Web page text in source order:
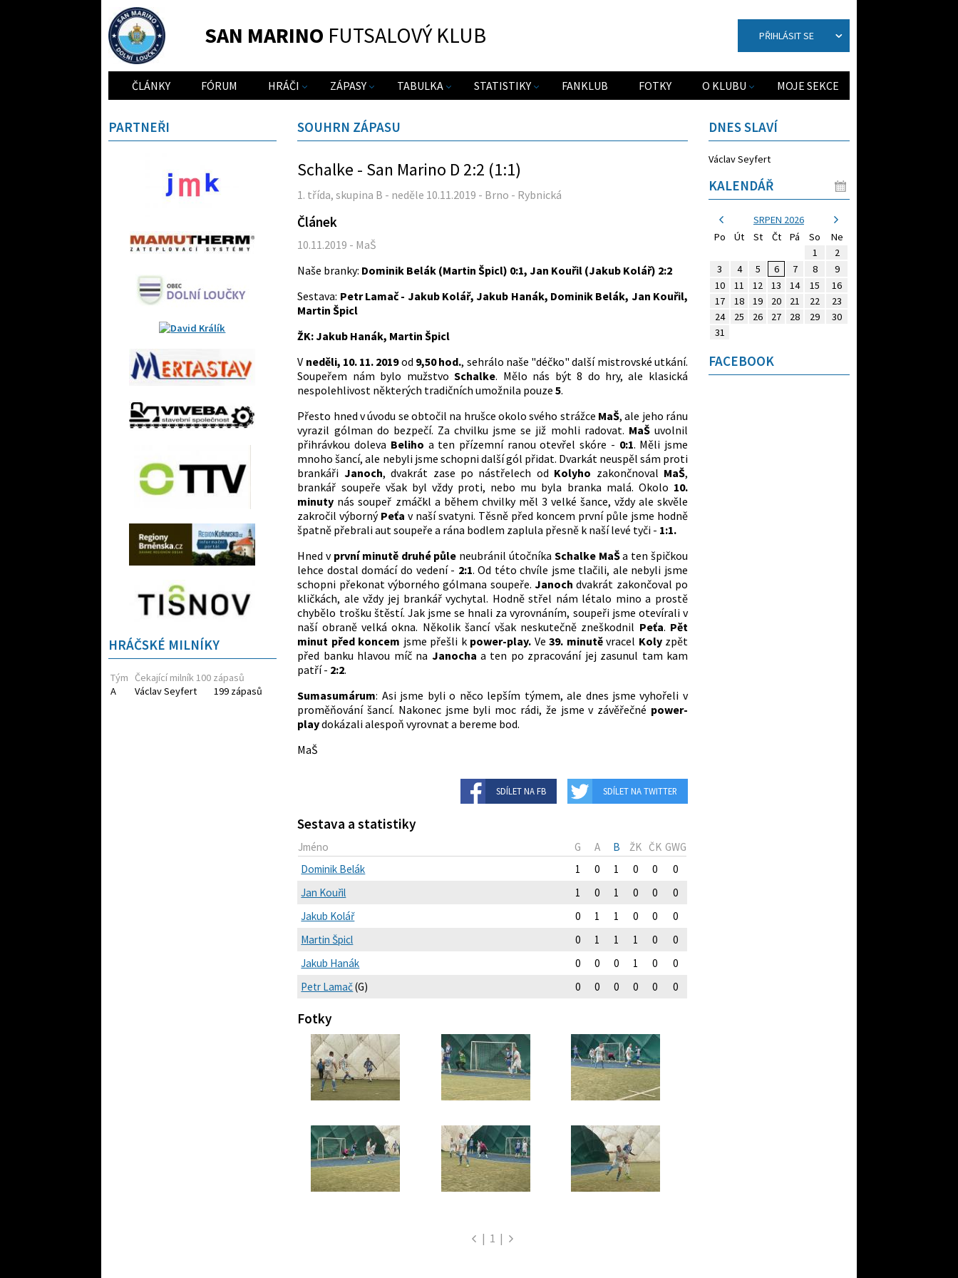
SAN MARINO FUTSALOVÝ KLUB PŘIHLÁSIT SE
ČLÁNKY FÓRUM HRÁČI ZÁPASY TABULKA STATISTIKY FANKLUB FOTKY O KLUBU MOJE SEKCE
SOUHRN ZÁPASU
Schalke - San Marino D 2:2 (1:1)
1. třída, skupina B - neděle 10.11.2019 - Brno - Rybnická
Článek
10.11.2019 - MaŠ
Naše branky: Dominik Belák (Martin Špicl) 0:1, Jan Kouřil (Jakub Kolář) 2:2
Sestava: Petr Lamač - Jakub Kolář, Jakub Hanák, Dominik Belák, Jan Kouřil,
Martin Špicl
ŽK: Jakub Hanák, Martin Špicl
V neděli, 10. 11. 2019od 9,50 hod., sehrálo naše "déčko" další mistrovské utkání.
Soupeřem nám bylo mužstvoSchalke. Mělo nás být 8 do hry, ale klasická
nespolehlivost některých tradičních umožnila pouze5.
Přesto hned v úvodu se obtočil na hrušce okolo svého strážce MaŠ, ale jeho ránu
vyrazil gólman do bezpečí. Za chvilku jsme se již mohli radovat. MaŠ uvolnil
přihrávkou doleva Beliho a ten přízemní ranou otevřel skóre - 0:1. Měli jsme
mnoho šancí, ale nebyli jsme schopni další gól přidat. Dvarkát neuspěl sám proti
brankáři Janoch, dvakrát zase po nástřelech od Kolyho zakončnoval MaŠ,
brankář soupeře však byl vždy proti, nebo mu byla branka malá. Okolo 10.
minuty nás soupeř zmáčkl a během chvilky měl 3 velké šance, vždy ale skvěle
zakročil výborný Peťav naší svatyni. Těsně před koncem první půle jsme hodně
špatně přebrali aut soupeře a rána bodlem zaplula přesně k naší levé tyči - 1:1.
Hned v první minutě druhé půle neubránil útočníka Schalke MaŠa ten špičkou
lehce dostal domácí do vedení - 2:1. Od této chvíle jsme tlačili, ale nebyli jsme
schopni překonat výborného gólmana soupeře. Janochdvakrát zakončoval po
kličkách, ale vždy jej brankář vychytal. Hodně střel nám létalo mino a prostě
chybělo trošku štěstí. Jak jsme se hnali za vyrovnáním, soupeři jsme otevírali v
naší obraně velká okna. Několik šancí však neskutečně zneškodnil Peťa. Pět
minut před koncem jsme přešli k power-play. Ve39. minutěvracel Koly zpět
před banku hlavou míč na Janocha a ten po zpracování jej zasunul tam kam
patří - 2:2.
Sumasumárum: Asi jsme byli o něco lepším týmem, ale dnes jsme vyhořeli v
proměňování šancí. Nakonec jsme byli moc rádi, že jsme v závěřečné power-
playdokázali alespoň vyrovnat a bereme bod.
MaŠ
SDÍLET NA FB SDÍLET NA TWITTER
Sestava a statistiky
Jméno G A B ŽK ČK GWG
Dominik Belák
1 0 1 0 0
0
Jan Kouřil
1 0 1 0 0
0
Jakub Kolář
0 1 1 0 0
0
Martin Špicl
0 1 1 1 0
0
Jakub Hanák
0 0 0 1 0
0
Petr Lamač(G) 0 0 0 0 0 0
Fotky
| 1 |
PARTNEŘI
HRÁČSKÉ MILNÍKY
Tým Čekající milník 100 zápasů
A
Václav Seyfert 199 zápasů
DNES SLAVÍ
Václav Seyfert
KALENDÁŘ
SRPEN 2026
Po
Út St Čt Pá So
Ne
1
2
3
4 5 6 7 8
9
10
11 12 13 14 15
16
17
18 19 20 21 22
23
24
25 26 27 28 29
30
31
FACEBOOK